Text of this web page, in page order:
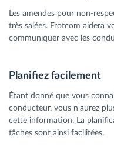
Les amendes pour non-
très salées. Frotcom aidera
communiquer avec les
Planifiez facilement
Étant donné que vous
conducteur, vous n'aurez
cette information. La
tâches sont ainsi facilitées.